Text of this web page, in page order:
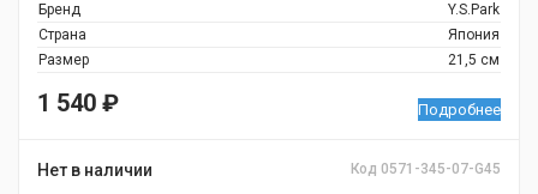
Бренд
Y.S.Park
Страна
Япония
Размер
21,5 см
1 540 ₽ Подробнее
Нет в наличии Код 0571-345-07-G45